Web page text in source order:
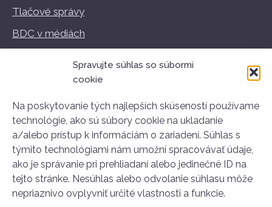
Spravujte súhlas so súbormi
cookie
Na poskytovanie tých najlepších skúseností používame
technológie, ako sú súbory cookie na ukladanie
a/alebo prístup k informáciám o zariadení. Súhlas s
týmito technológiami nám umožní spracovávať údaje,
ako je správanie pri prehliadaní alebo jedinečné ID na
tejto stránke. Nesúhlas alebo odvolanie súhlasu môže
nepriaznivo ovplyvniť určité vlastnosti a funkcie.
Tlačové správy
BDC v médiách
Podmienky používania
Kontakt
Stará tržnica
Nám. SNP 25
811 01 Bratislava